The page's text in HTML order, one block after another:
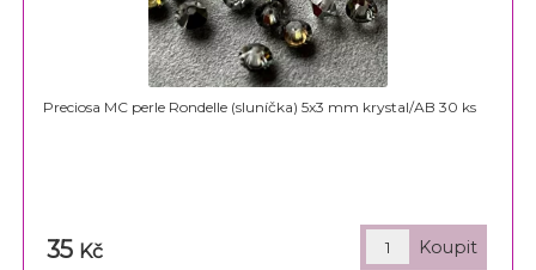
Preciosa MC perle Rondelle (sluníčka) 5x3 mm krystal/AB 30 ks
35 Kč